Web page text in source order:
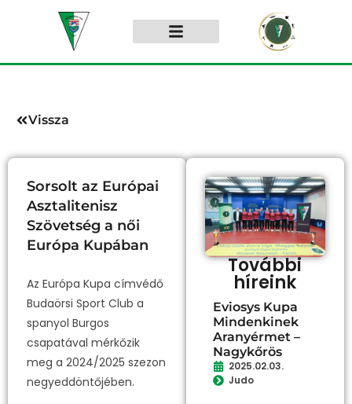
Vissza
Sorsolt az Európai
Asztalitenisz
Szövetség a női
Európa Kupában
Az Európa Kupa címvédő
Budaörsi Sport Club a
spanyol Burgos
csapatával mérkőzik
meg a 2024/2025 szezon
negyeddöntőjében.
További
híreink
Eviosys Kupa
Mindenkinek
Aranyérmet –
Nagykőrös
2025.02.03.
Judo